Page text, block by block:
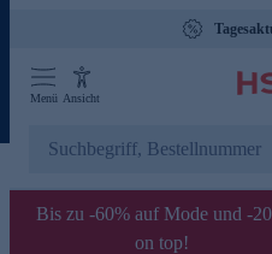
Menü Ansicht
Bis zu -60% auf Mode und -
on top!